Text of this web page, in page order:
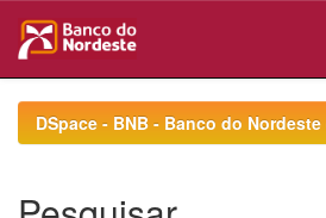
navigationDSpace - BNB - Banco do